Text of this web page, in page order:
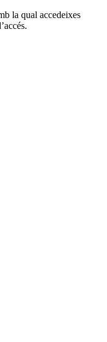
la qual accedeixes